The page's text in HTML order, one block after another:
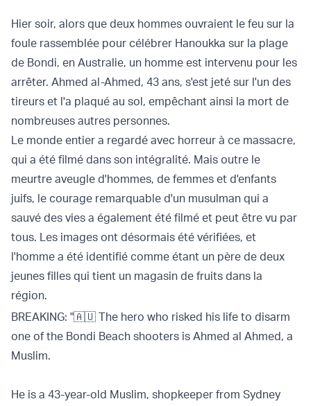
Hier soir, alors que deux hommes ouvraient le feu sur la
foule rassemblée pour célébrer Hanoukka sur la plage
de Bondi, en Australie, un homme est intervenu pour les
arrêter. Ahmed al-Ahmed, 43 ans, s'est jeté sur l'un des
tireurs et l'a plaqué au sol, empêchant ainsi la mort de
nombreuses autres personnes.
Le monde entier a regardé avec horreur à ce massacre,
qui a été filmé dans son intégralité. Mais outre le
meurtre aveugle d'hommes, de femmes et d'enfants
juifs, le courage remarquable d'un musulman qui a
sauvé des vies a également été filmé et peut être vu par
tous. Les images ont désormais été vérifiées, et
l'homme a été identifié comme étant un père de deux
jeunes filles qui tient un magasin de fruits dans la
région.
BREAKING: "🇦🇺 The hero who risked his life to disarm
one of the Bondi Beach shooters is Ahmed al Ahmed, a
Muslim.
He is a 43-year-old Muslim, shopkeeper from Sydney